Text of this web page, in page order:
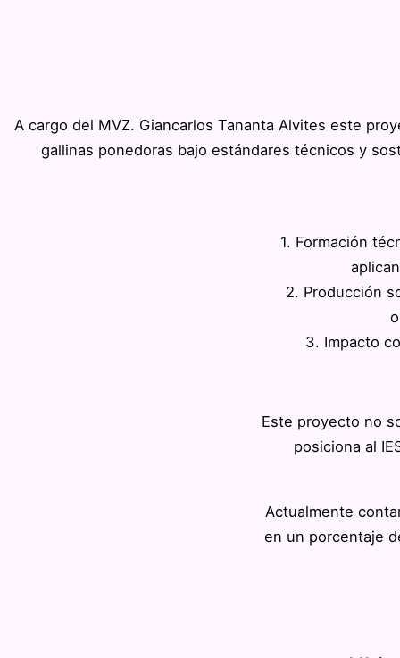
A cargo del MVZ. Giancarlos Tananta Alvites este
gallinas ponedoras bajo estándares técnicos y
1. Formación
2. Producción
3. Impacto
Este proyecto no
posiciona al
Actualmente
en un porcentaje